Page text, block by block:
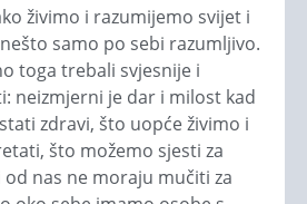
živimo i razumijemo svijet i
samo po sebi razumljivo.
toga trebali svjesnije i
neizmjerni je dar i milost kad
zdravi, što uopće živimo i
što možemo sjesti za
nas ne moraju mučiti za